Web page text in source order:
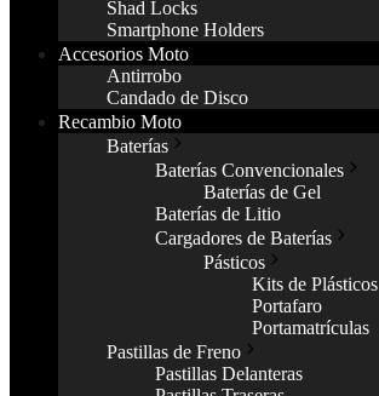
Shad Locks
Smartphone Holders
Accesorios Moto
Antirrobo
Candado de Disco
Recambio Moto
Baterías
Baterías Convencionales
Baterías de Gel
Baterías de Litio
Cargadores de Baterías
Pásticos
Kits de Plásticos
Portafaro
Portamatrículas
Pastillas de Freno
Pastillas Delanteras